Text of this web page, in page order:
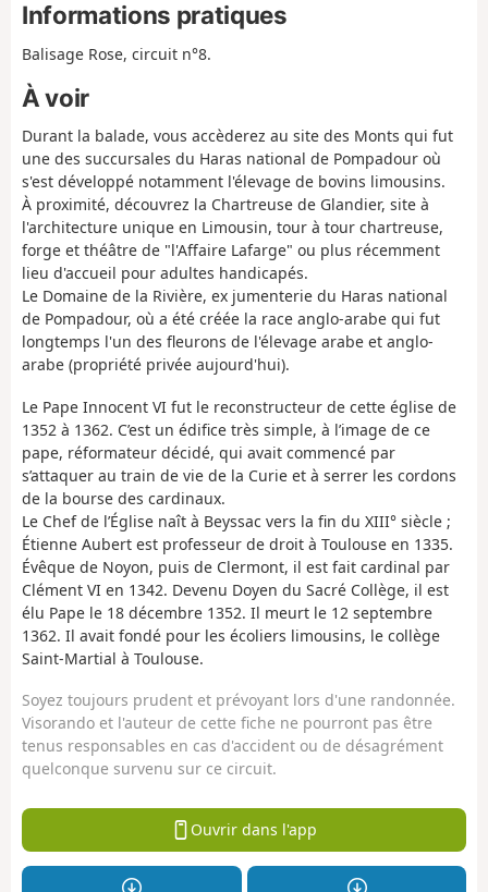
Informations pratiques
Balisage Rose, circuit n°8.
À voir
Durant la balade, vous accèderez au site des Monts qui fut
une des succursales du Haras national de Pompadour où
s'est développé notamment l'élevage de bovins limousins.
À proximité, découvrez la Chartreuse de Glandier, site à
l'architecture unique en Limousin, tour à tour chartreuse,
forge et théâtre de "l'Affaire Lafarge" ou plus récemment
lieu d'accueil pour adultes handicapés.
Le Domaine de la Rivière, ex jumenterie du Haras national
de Pompadour, où a été créée la race anglo-arabe qui fut
longtemps l'un des fleurons de l'élevage arabe et anglo-
arabe (propriété privée aujourd'hui).
Le Pape Innocent VI fut le reconstructeur de cette église de
1352 à 1362. C’est un édifice très simple, à l’image de ce
pape, réformateur décidé, qui avait commencé par
s’attaquer au train de vie de la Curie et à serrer les cordons
de la bourse des cardinaux.
Le Chef de l’Église naît à Beyssac vers la fin du XIII° siècle ;
Étienne Aubert est professeur de droit à Toulouse en 1335.
Évêque de Noyon, puis de Clermont, il est fait cardinal par
Clément VI en 1342. Devenu Doyen du Sacré Collège, il est
élu Pape le 18 décembre 1352. Il meurt le 12 septembre
1362. Il avait fondé pour les écoliers limousins, le collège
Saint-Martial à Toulouse.
Soyez toujours prudent et prévoyant lors d'une randonnée.
Visorando et l'auteur de cette fiche ne pourront pas être
tenus responsables en cas d'accident ou de désagrément
quelconque survenu sur ce circuit.
Ouvrir dans l'app